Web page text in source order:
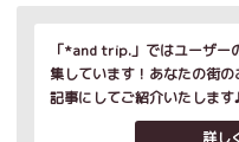
「*and trip.」ではユーザー
集しています！あなたの街
記事にしてご紹介いたします